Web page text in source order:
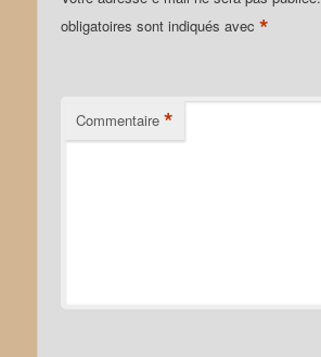
obligatoires sont indiqués avec*
Commentaire *